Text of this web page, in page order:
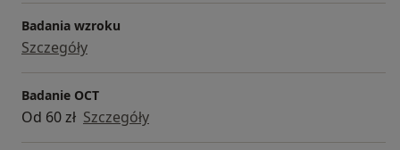
Badania wzroku
Szczegóły
Badanie OCT
Od 60 zł Szczegóły